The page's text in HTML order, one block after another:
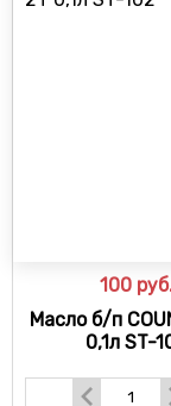
100
Масло б/п
0,1л ST-